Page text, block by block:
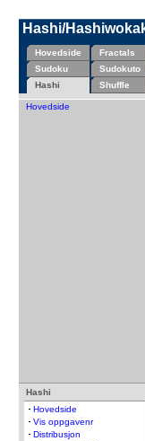
Hashi/
Hovedside Fractals
Sudoku
Sudokuto
Hashi
Shuffle
Hovedside
Hashi
Hovedside
Vis oppgavenr
Distribusjon